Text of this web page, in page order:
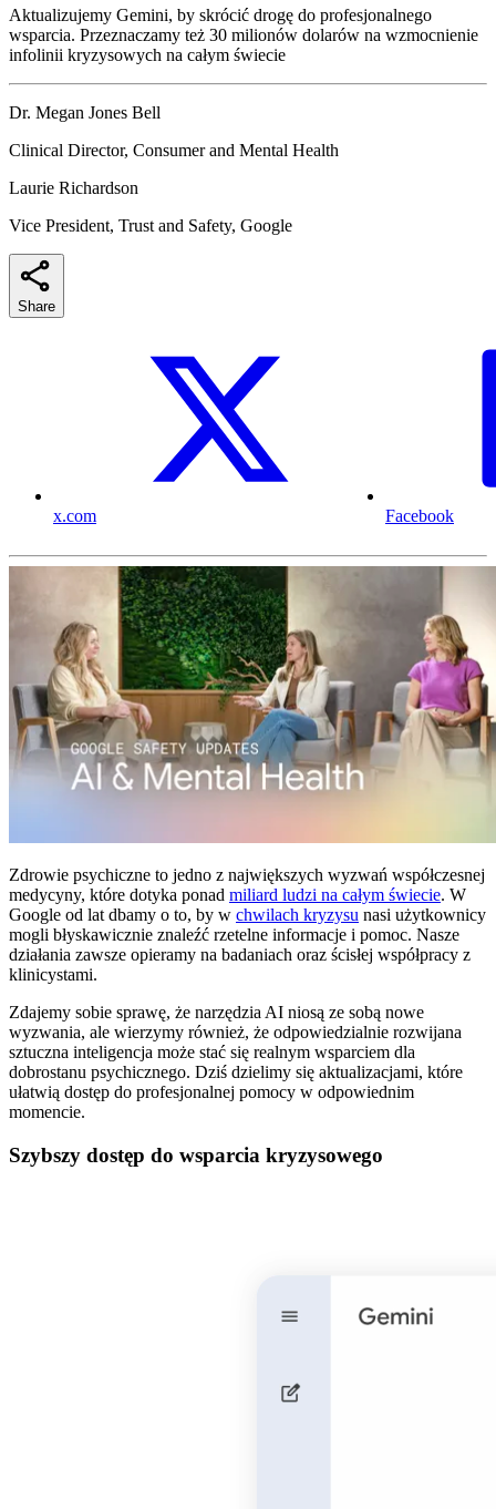
Aktualizujemy Gemini, by skrócić drogę do profesjonalnego
wsparcia. Przeznaczamy też 30 milionów dolarów na wzmocnienie
infolinii kryzysowych na całym świecie
Dr. Megan Jones Bell
Clinical Director, Consumer and Mental Health
Laurie Richardson
Vice President, Trust and Safety, Google
Share
x.com Facebook
Zdrowie psychiczne to jedno z największych wyzwań współczesnej
medycyny, które dotyka ponad miliard ludzi na całym świecie. W
Google od lat dbamy o to, by w chwilach kryzysu nasi użytkownicy
mogli błyskawicznie znaleźć rzetelne informacje i pomoc. Nasze
działania zawsze opieramy na badaniach oraz ścisłej współpracy z
klinicystami.
Zdajemy sobie sprawę, że narzędzia AI niosą ze sobą nowe
wyzwania, ale wierzymy również, że odpowiedzialnie rozwijana
sztuczna inteligencja może stać się realnym wsparciem dla
dobrostanu psychicznego. Dziś dzielimy się aktualizacjami, które
ułatwią dostęp do profesjonalnej pomocy w odpowiednim
momencie.
Szybszy dostęp do wsparcia kryzysowego